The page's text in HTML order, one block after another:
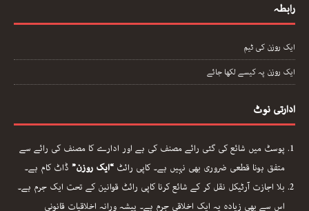
رابطہ
ایک روزن کی ٹیم
ایک روزن پہ کیسے لکھا جائے
ادارتی نوٹ
پوسٹ میں شائع کی گئی رائے مصنف کی ہے اور ادارے کا مصنف کی رائے سے
متفق ہونا قطعی ضروری بھی نہیں ہے۔ کاپی رائٹ “ایک روزن” ڈاٹ کام ہے۔
بلا اجازت آرٹیکل نقل کر کے شائع کرنا کاپی رائٹ قوانین کے تحت ایک جرم ہے۔
اس سے بھی زیادہ یہ ایک اخلاقی جرم ہے۔ پیشہ ورانہ اخلاقیات قانونی